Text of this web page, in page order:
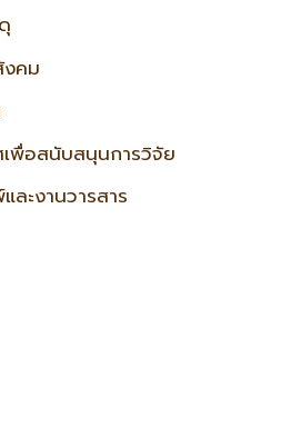
งคม
เพื่อสนับสนุนการวิจัย
ละงานวารสาร